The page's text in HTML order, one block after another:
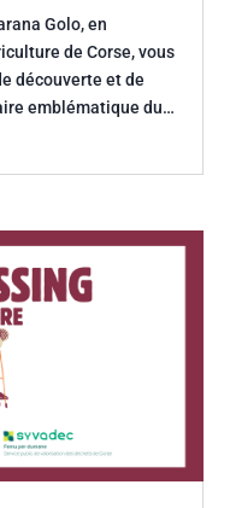
Golo, en
de Corse, vous
découverte et de
emblématique du…